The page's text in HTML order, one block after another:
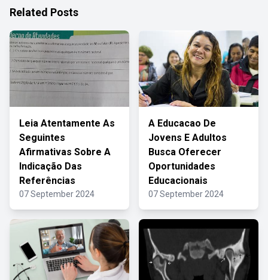
Related Posts
Leia Atentamente As
Seguintes
Afirmativas Sobre A
Indicação Das
Referências
07 September 2024
A Educacao De
Jovens E Adultos
Busca Oferecer
Oportunidades
Educacionais
07 September 2024